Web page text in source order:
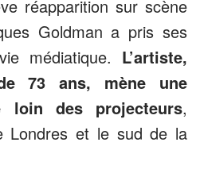
réapparition sur scène
Goldman a pris ses
médiatique. L’artiste,
73 ans, mène une
loin des projecteurs,
Londres et le sud de la